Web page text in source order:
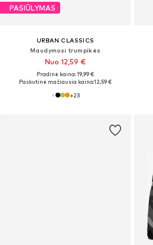
PASIŪLYMAS
URBAN CLASSICS
Maudymosi trumpikės
Nuo 12,59 €
Pradinė kaina: 19,99 €
Paskutinė mažiausia kaina:12,59 €
+23